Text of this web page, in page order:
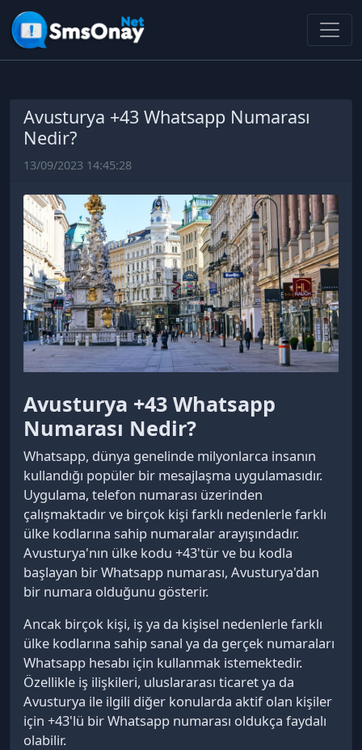
Avusturya +43 Whatsapp Numarası
Nedir?
13/09/2023 14:45:28
Avusturya +43 Whatsapp
Numarası Nedir?
Whatsapp, dünya genelinde milyonlarca insanın
kullandığı popüler bir mesajlaşma uygulamasıdır.
Uygulama, telefon numarası üzerinden
çalışmaktadır ve birçok kişi farklı nedenlerle farklı
ülke kodlarına sahip numaralar arayışındadır.
Avusturya'nın ülke kodu +43'tür ve bu kodla
başlayan bir Whatsapp numarası, Avusturya'dan
bir numara olduğunu gösterir.
Ancak birçok kişi, iş ya da kişisel nedenlerle farklı
ülke kodlarına sahip sanal ya da gerçek numaraları
Whatsapp hesabı için kullanmak istemektedir.
Özellikle iş ilişkileri, uluslararası ticaret ya da
Avusturya ile ilgili diğer konularda aktif olan kişiler
için +43'lü bir Whatsapp numarası oldukça faydalı
olabilir.